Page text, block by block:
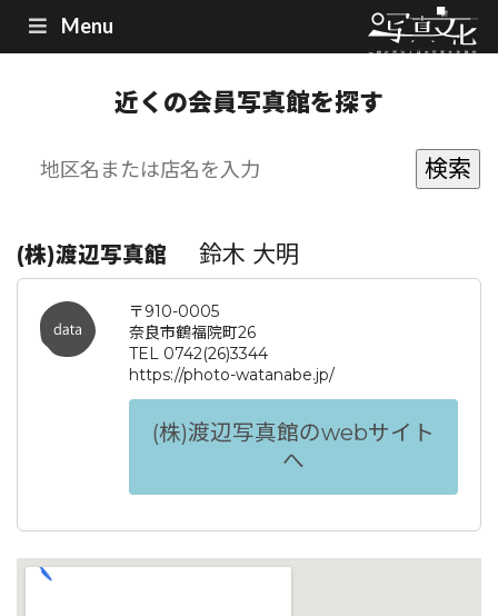
Menu
近くの会員写真館を探す
(株)渡辺写真館 鈴木 大明
〒910-0005
奈良市鶴福院町26
TEL 0742(26)3344
https://photo-watanabe.jp/
(株)渡辺写真館のwebサイト
へ